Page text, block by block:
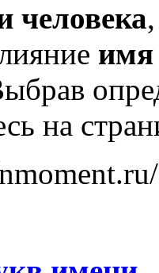
человека
имя
на